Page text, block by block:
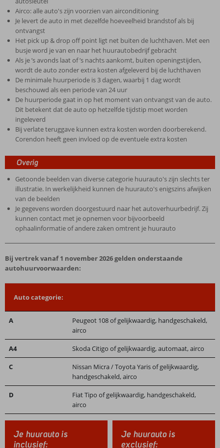
Airco: alle auto's zijn voorzien van airconditioning
Je levert de auto in met dezelfde hoeveelheid brandstof als bij
ontvangst
Het pick up & drop off point ligt net buiten de luchthaven. Met een
busje word je van en naar het huurautobedrijf gebracht
Als je ’s avonds laat of ’s nachts aankomt, buiten openingstijden,
wordt de auto zonder extra kosten afgeleverd bij de luchthaven
De minimale huurperiode is 3 dagen, waarbij 1 dag wordt
beschouwd als een periode van 24 uur
De huurperiode gaat in op het moment van ontvangst van de auto.
Dit betekent dat de auto op hetzelfde tijdstip moet worden
ingeleverd
Bij verlate teruggave kunnen extra kosten worden doorberekend.
Corendon heeft geen invloed op de eventuele extra kosten
Overig
Getoonde beelden van diverse categorie huurauto's zijn slechts ter
illustratie. In werkelijkheid kunnen de huurauto's enigszins afwijken
van de beelden
Je gegevens worden doorgestuurd naar het autoverhuurbedrijf. Zij
kunnen contact met je opnemen voor bijvoorbeeld
ophaalinformatie of andere zaken omtrent je huurauto
Bij vertrek vanaf 1 november 2026 gelden onderstaande
autohuurvoorwaarden:
Auto categorie:
A
Peugeot 108 of gelijkwaardig, handgeschakeld,
airco
A4 Skoda Citigo of gelijkwaardig, automaat, airco
C
Nissan Micra / Toyota Yaris of gelijkwaardig,
handgeschakeld, airco
D
Fiat Tipo of gelijkwaardig, handgeschakeld,
airco
Je huurauto is
inclusief:
Je huurauto is
exclusief: